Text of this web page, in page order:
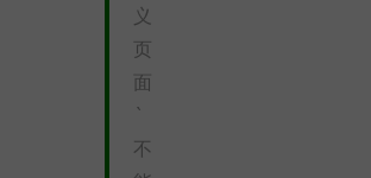
义
页
面
`
不